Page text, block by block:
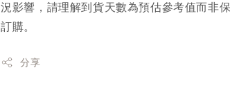
況影響，請理解到貨天數為預估參考值而非
訂購。
分享